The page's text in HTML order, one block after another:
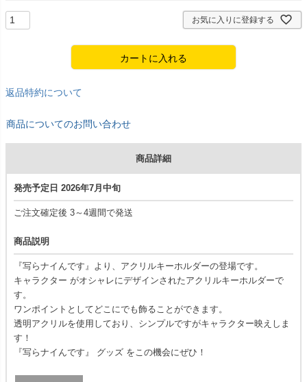
お気に入りに登録する
カートに入れる
返品特約について
商品についてのお問い合わせ
商品詳細
発売予定日 2026年7月中旬
ご注文確定後 3～4週間で発送
商品説明
『写らナイんです』より、アクリルキーホルダーの登場です。
キャラクター がオシャレにデザインされたアクリルキーホルダーで
す。
ワンポイントとしてどこにでも飾ることができます。
透明アクリルを使用しており、シンプルですがキャラクター映えしま
す！
『写らナイんです』 グッズ をこの機会にぜひ！